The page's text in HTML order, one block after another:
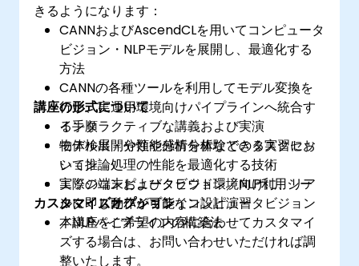
きるようになります：
CANNおよびAscendCLを用いてコンピュータ
ビジョン・NLPモデルを展開し、最適化する
方法
CANNの各種ツールを利用してモデル変換を
行い、実運用環境向けパイプラインへ統合す
る手順
物体検出・分類や感情分析などのタスクにお
いて推論処理の性能を最適化する技術
エッジ端末およびクラウド環境向けに、リア
ルタイム動作が可能なコンピュータビジョン
／NLPパイプラインの構築法
講座の形式について
インタラクティブな講義および実演
モデル展開や性能分析を体験できる実習セッ
ション
実際のコンピュータビジョン／NLP利用シー
ンに即したパイプライン設計演習
カスタマイズオプション
本講座をご希望の内容に合わせてカスタマイ
ズする場合は、お問い合わせいただければ調
整いたします。